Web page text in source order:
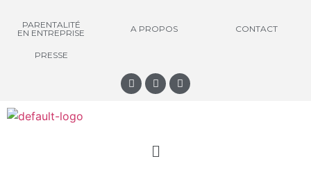
PARENTALITÉ
EN ENTREPRISE
A PROPOS CONTACT
PRESSE